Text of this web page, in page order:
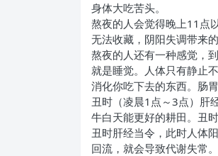
身体大吃苦头。
熬夜的人会觉得晚上11点
无法收藏，阴阳失调带来
熬夜的人还有一种感觉，
就是睡觉。人体只有静止
消化你吃下去的东西。肠
丑时（凌晨1点～3点）肝
牛白天能更好的耕田。丑
丑时肝经当令，此时人体
回流，就会导致代谢失常